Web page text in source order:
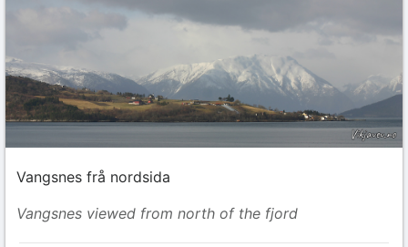
Vangsnes frå nordsida
Vangsnes viewed from north of the fjord